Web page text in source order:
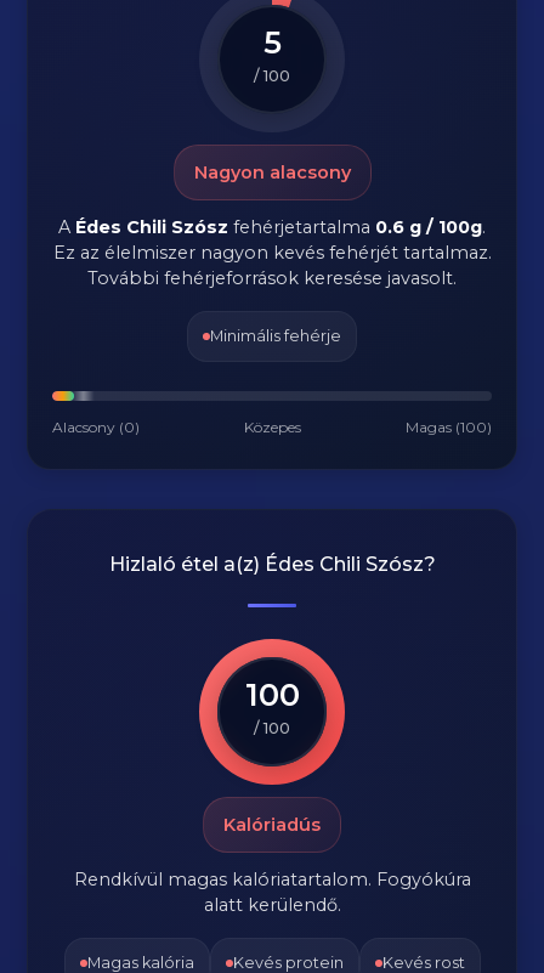
5
/ 100
Nagyon alacsony
A Édes Chili Szósz fehérjetartalma 0.6 g / 100g.
Ez az élelmiszer nagyon kevés fehérjét tartalmaz.
További fehérjeforrások keresése javasolt.
Minimális fehérje
Alacsony (0) Közepes Magas (100)
Hizlaló étel a(z) Édes Chili Szósz?
100
/ 100
Kalóriadús
Rendkívül magas kalóriatartalom. Fogyókúra
alatt kerülendő.
Magas kalória Kevés protein Kevés rost